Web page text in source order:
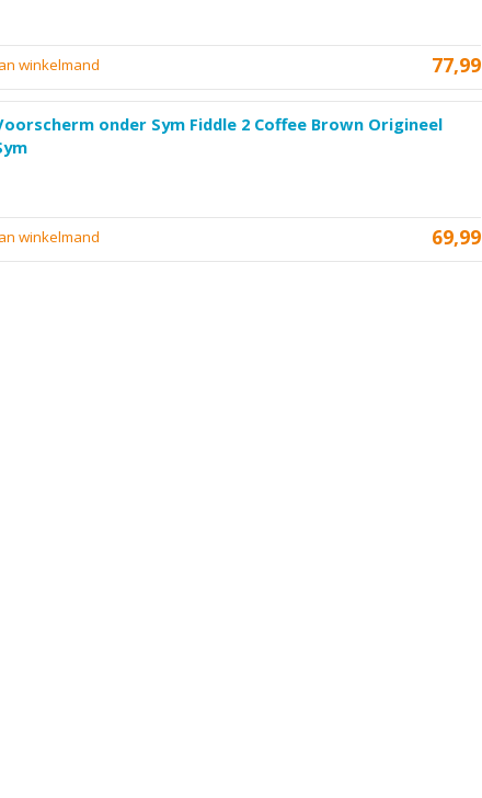
77,99
winkelmand
onder Sym Fiddle 2 Coffee Brown Origineel
69,99
winkelmand